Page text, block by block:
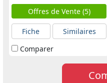
Offres de Vente (5)
Fiche
Similaires
Comparer